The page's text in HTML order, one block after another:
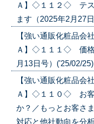
Ａ】◇１１２◇ テス
ます（2025年2月27
【強い通販化粧品会
Ａ】◇１１１◇ 価格
月13日号）('25/02/25)
【強い通販化粧品会
Ａ】◇１１０◇ お客
か？／もっとお客さ
対応と他社動向を分